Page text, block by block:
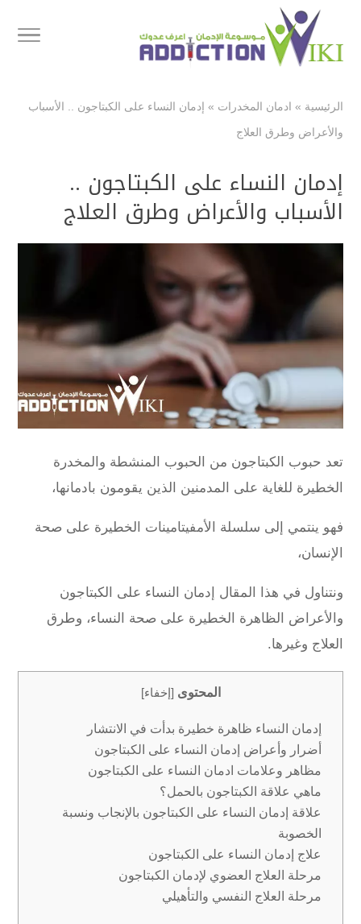
الرئيسية » ادمان المخدرات » إدمان النساء على الكبتاجون .. الأسباب
والأعراض وطرق العلاج
إدمان النساء على الكبتاجون ..
الأسباب والأعراض وطرق العلاج
تعد حبوب الكبتاجون من الحبوب المنشطة والمخدرة
الخطيرة للغاية على المدمنين الذين يقومون بادمانها،
فهو ينتمي إلى سلسلة الأمفيتامينات الخطيرة على صحة
الإنسان،
ونتناول في هذا المقال إدمان النساء على الكبتاجون
والأعراض الظاهرة الخطيرة على صحة النساء، وطرق
العلاج وغيرها.
المحتوى [ إخفاء]
إدمان النساء ظاهرة خطيرة بدأت في الانتشار
أضرار وأعراض إدمان النساء على الكبتاجون
مظاهر وعلامات ادمان النساء على الكبتاجون
ماهي علاقة الكبتاجون بالحمل؟
علاقة إدمان النساء على الكبتاجون بالإنجاب ونسبة
الخصوبة
علاج إدمان النساء على الكبتاجون
مرحلة العلاج العضوي لإدمان الكبتاجون
مرحلة العلاج النفسي والتأهيلي